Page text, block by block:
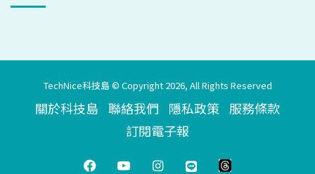
TechNice科技島 © Copyright 2026, All Rights Reserved
關於科技島 聯絡我們 隱私政策 服務條款
訂閱電子報